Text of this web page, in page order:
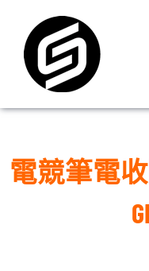
content
iMCheck APP
電競筆電收